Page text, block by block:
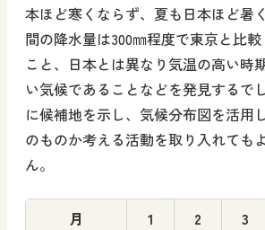
本ほど寒くならず、夏も日本ほど暑
間の降水量は300㎜程度で東京と比
こと、日本とは異なり気温の高い時
い気候であることなどを発見するで
に候補地を示し、気候分布図を活用
のものか考える活動を取り入れても
ん。
月 1 2 3